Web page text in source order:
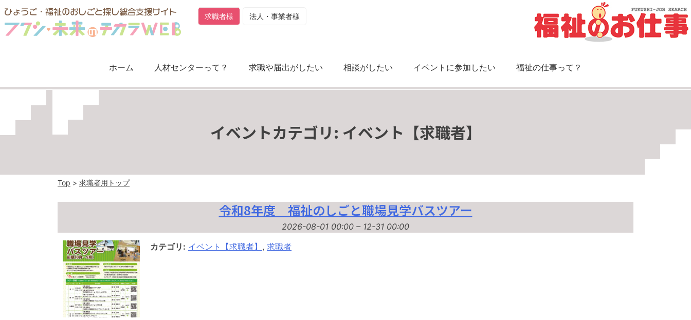
Skip
to
content
求職者様 法人・事業者様
ホーム 人材センターって？ 求職や届出がしたい 相談がしたい イベントに参加したい 福祉の仕事って？
イベントカテゴリ: イベント【求職者】
Top > 求職者用トップ
令和8年度 福祉のしごと職場見学バスツアー
2026-08-01 00:00 – 12-31 00:00
カテゴリ: イベント【求職者】 , 求職者